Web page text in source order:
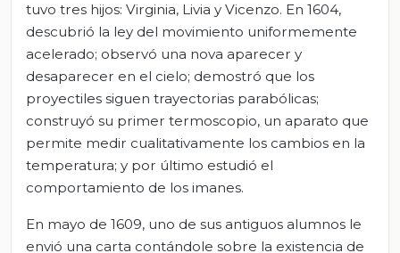
tuvo tres hijos: Virginia, Livia y Vicenzo. En 1604,
descubrió la ley del movimiento uniformemente
acelerado; observó una nova aparecer y
desaparecer en el cielo; demostró que los
proyectiles siguen trayectorias parabólicas;
construyó su primer termoscopio, un aparato que
permite medir cualitativamente los cambios en la
temperatura; y por último estudió el
comportamiento de los imanes.
En mayo de 1609, uno de sus antiguos alumnos le
envió una carta contándole sobre la existencia de